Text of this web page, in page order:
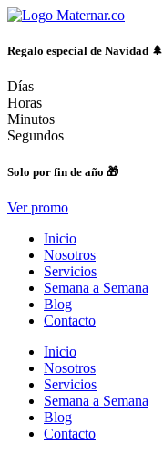
Ir
contenido
Regalo especial de Navidad 🌲
Días
Horas
Minutos
Segundos
Solo por fin de año 🎁
Ver promo
Inicio
Nosotros
Servicios
Semana a Semana
Blog
Contacto
Inicio
Nosotros
Servicios
Semana a Semana
Blog
Contacto